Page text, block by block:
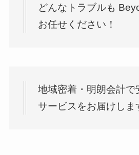
どんなトラブルも
お任せください！
地域密着・明朗会計で
サービスをお届けしま